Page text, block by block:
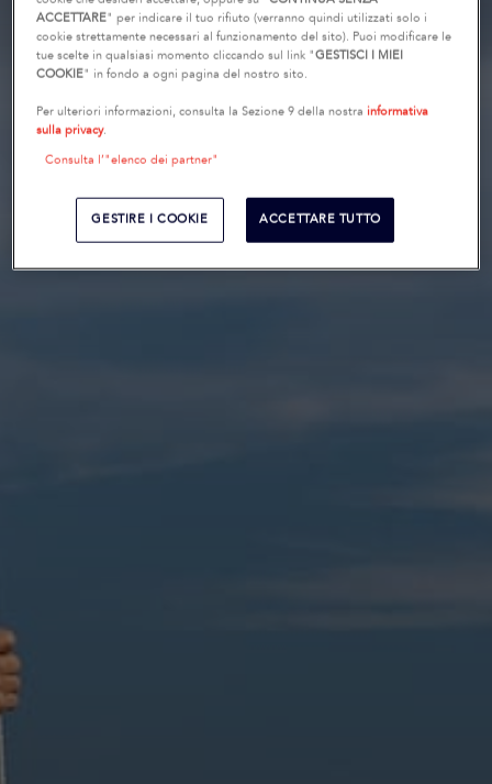
ACCETTARE" per indicare il tuo rifiuto (verranno quindi utilizzati solo i
cookie strettamente necessari al funzionamento del sito). Puoi modificare le
tue scelte in qualsiasi momento cliccando sul link "GESTISCI I MIEI
COOKIE" in fondo a ogni pagina del nostro sito.
Per ulteriori informazioni, consulta la Sezione 9 della nostra informativa
sulla privacy.
Consulta l’"elenco dei partner"
GESTIRE I COOKIE ACCETTARE TUTTO